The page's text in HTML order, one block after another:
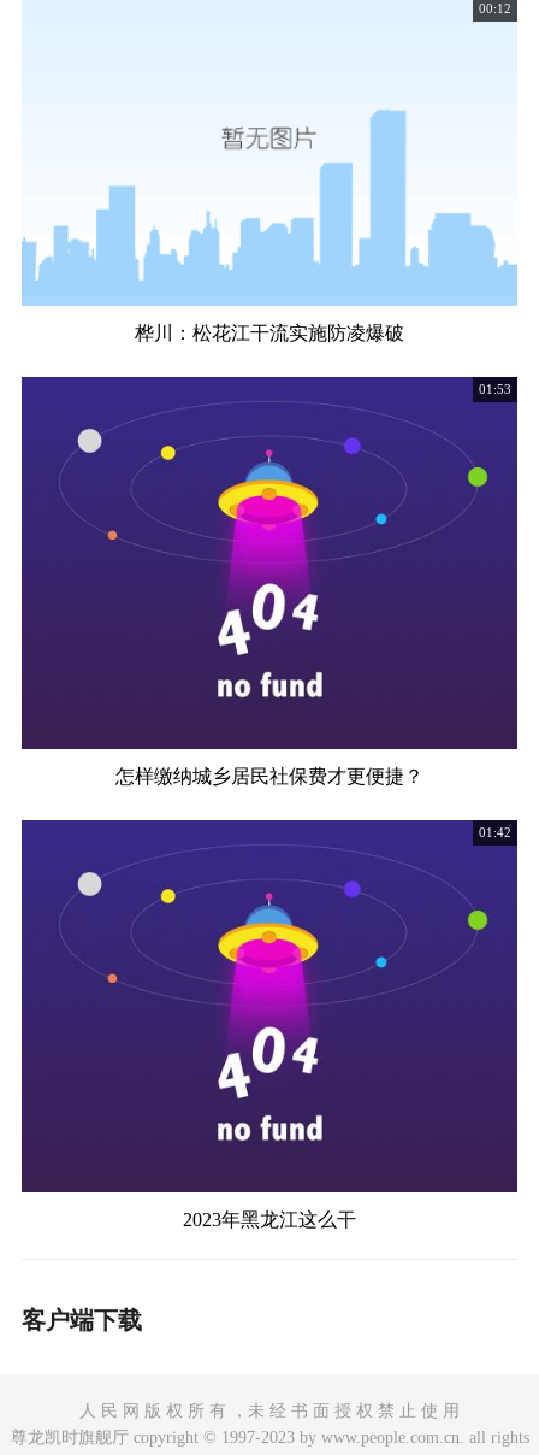
桦川：松花江干流实施防凌爆破
00:12
怎样缴纳城乡居民社保费才更便捷？
01:53
2023年黑龙江这么干
01:42
客户端下载
人 民 网 版 权 所 有 ，未 经 书 面 授 权 禁 止 使 用
尊龙凯时旗舰厅 copyright © 1997-2023 by www.people.com.cn. all rights